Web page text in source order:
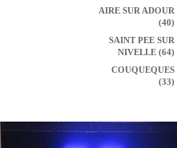
AIRE SUR ADOUR
(40)
SAINT PEE SUR
NIVELLE (64)
COUQUEQUES
(33)